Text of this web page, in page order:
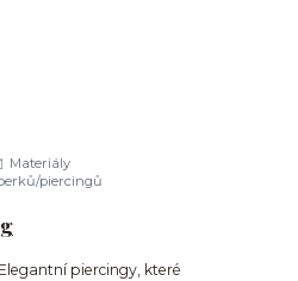
Materiály
piercingů
piercingy, které